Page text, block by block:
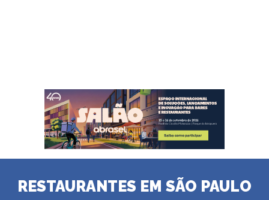
RESTAURANTES EM SÃO PAULO